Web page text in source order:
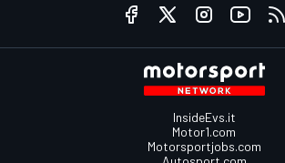
InsideEvs.it
Motor1.com
Motorsportjobs.com